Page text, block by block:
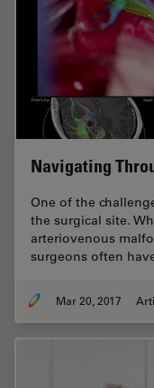
Navigating
One of the
the surgical site.
arteriovenous
surgeons often
Mar 20, 2017